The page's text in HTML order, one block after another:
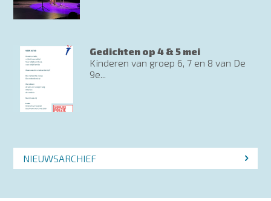
Gedichten op 4 & 5 mei
Kinderen van groep 6, 7 en 8 van De
9e...
NIEUWSARCHIEF